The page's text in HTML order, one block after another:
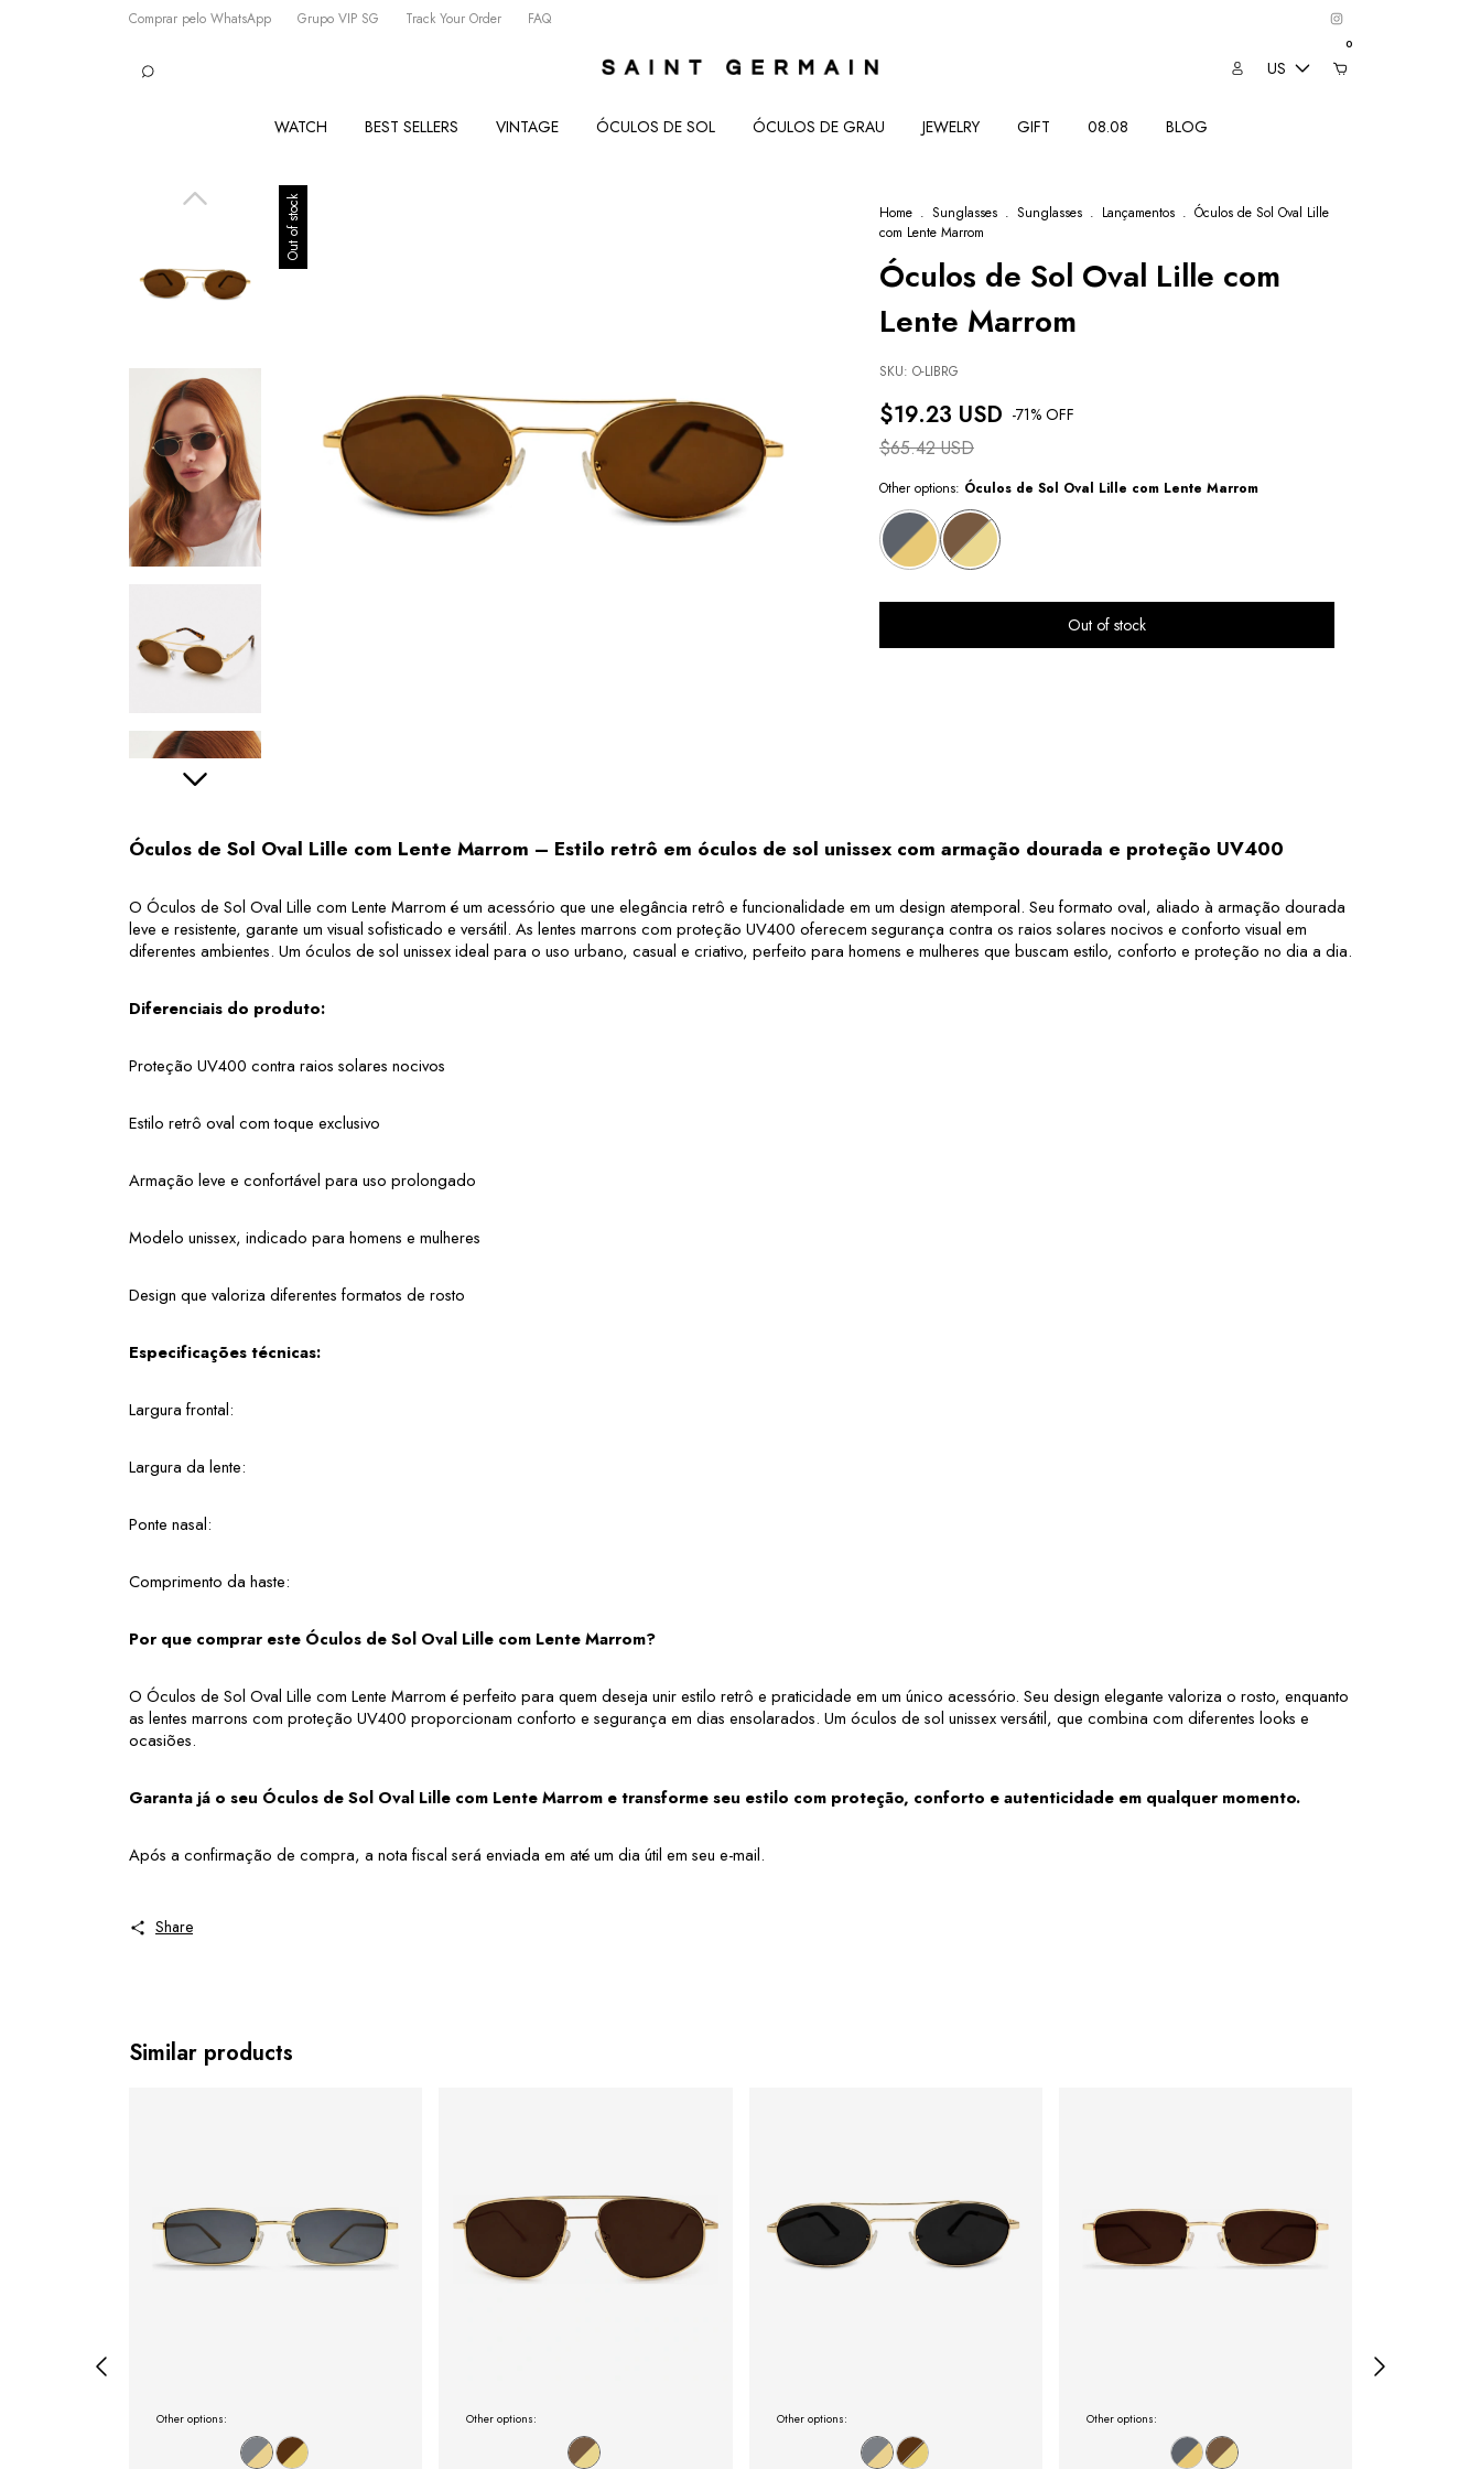
Comprar pelo WhatsApp Grupo VIP SG Track Your Order FAQ
US
0
WATCH BEST SELLERS VINTAGE ÓCULOS DE SOL ÓCULOS DE GRAU JEWELRY GIFT 08.08 BLOG
Out of stock Home . Sunglasses . Sunglasses . Lançamentos . Óculos de Sol Oval Lille
com Lente Marrom
Óculos de Sol Oval Lille com
Lente Marrom
SKU: O-LIBRG
$19.23 USD -71% OFF
$65.42 USD
Other options: Óculos de Sol Oval Lille com Lente Marrom
Óculos de Sol Oval Lille com Lente Marrom – Estilo retrô em óculos de sol unissex com armação dourada e proteção UV400
O Óculos de Sol Oval Lille com Lente Marrom é um acessório que une elegância retrô e funcionalidade em um design atemporal. Seu formato oval, aliado à armação dourada
leve e resistente, garante um visual sofisticado e versátil. As lentes marrons com proteção UV400 oferecem segurança contra os raios solares nocivos e conforto visual em
diferentes ambientes. Um óculos de sol unissex ideal para o uso urbano, casual e criativo, perfeito para homens e mulheres que buscam estilo, conforto e proteção no dia a dia.
Diferenciais do produto:
Proteção UV400 contra raios solares nocivos
Estilo retrô oval com toque exclusivo
Armação leve e confortável para uso prolongado
Modelo unissex, indicado para homens e mulheres
Design que valoriza diferentes formatos de rosto
Especificações técnicas:
Largura frontal:
Largura da lente:
Ponte nasal:
Comprimento da haste:
Por que comprar este Óculos de Sol Oval Lille com Lente Marrom?
O Óculos de Sol Oval Lille com Lente Marrom é perfeito para quem deseja unir estilo retrô e praticidade em um único acessório. Seu design elegante valoriza o rosto, enquanto
as lentes marrons com proteção UV400 proporcionam conforto e segurança em dias ensolarados. Um óculos de sol unissex versátil, que combina com diferentes looks e
ocasiões.
Garanta já o seu Óculos de Sol Oval Lille com Lente Marrom e transforme seu estilo com proteção, conforto e autenticidade em qualquer momento.
Após a confirmação de compra, a nota fiscal será enviada em até um dia útil em seu e-mail.
Share
Similar products
Other options: Other options: Other options: Other options: